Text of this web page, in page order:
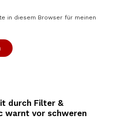
in diesem Browser für meinen
durch Filter &
warnt vor schweren